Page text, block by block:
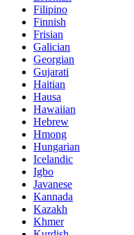
Filipino
Finnish
Frisian
Galician
Georgian
Gujarati
Haitian
Hausa
Hawaiian
Hebrew
Hmong
Hungarian
Icelandic
Igbo
Javanese
Kannada
Kazakh
Khmer